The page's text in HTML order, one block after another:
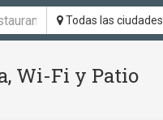
Todas las ciudades
Wi-Fi y Patio